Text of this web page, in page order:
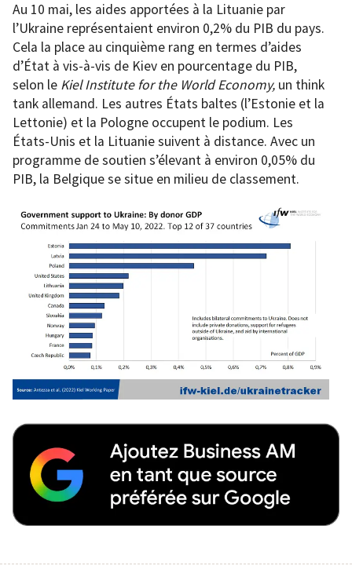
Au 10 mai, les aides apportées à la Lituanie par
l’Ukraine représentaient environ 0,2% du PIB du pays.
Cela la place au cinquième rang en termes d’aides
d’État à vis-à-vis de Kiev en pourcentage du PIB,
selon le Kiel Institute for the World Economy, un think
tank allemand. Les autres États baltes (l’Estonie et la
Lettonie) et la Pologne occupent le podium. Les
États-Unis et la Lituanie suivent à distance. Avec un
programme de soutien s’élevant à environ 0,05% du
PIB, la Belgique se situe en milieu de classement.